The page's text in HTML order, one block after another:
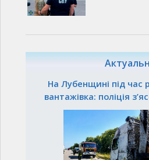
На Лубенщині під час
вантажівка: поліція